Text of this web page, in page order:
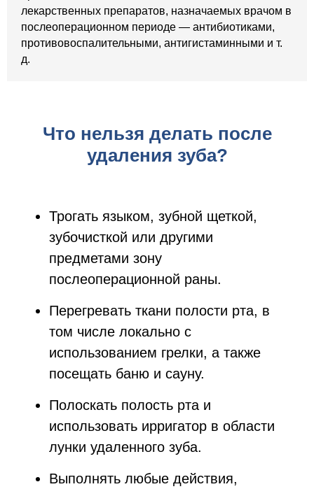
лекарственных препаратов, назначаемых врачом в
послеоперационном периоде — антибиотиками,
противовоспалительными, антигистаминными и т.
д.
Что нельзя делать после
удаления зуба?
Трогать языком, зубной щеткой,
зубочисткой или другими
предметами зону
послеоперационной раны.
Перегревать ткани полости рта, в
том числе локально с
использованием грелки, а также
посещать баню и сауну.
Полоскать полость рта и
использовать ирригатор в области
лунки удаленного зуба.
Выполнять любые действия,